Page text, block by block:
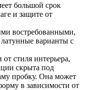
большой срок
и защите от
востребованными,
варианты с
стиля интерьера,
скрыта под
пробку. Она может
в зависимости от